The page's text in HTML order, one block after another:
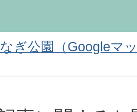
ぎ公園（Googleマ